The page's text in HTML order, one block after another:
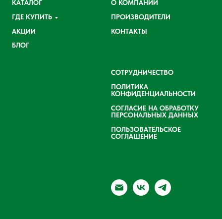
КАТАЛОГ
ГДЕ КУПИТЬ
АКЦИИ
БЛОГ
О КОМПАНИИ
ПРОИЗВОДИТЕЛИ
КОНТАКТЫ
СОТРУДНИЧЕСТВО
ПОЛИТИКА
КОНФИДЕНЦИАЛЬНОСТИ
СОГЛАСИЕ НА ОБРАБОТКУ
ПЕРСОНАЛЬНЫХ ДАННЫХ
ПОЛЬЗОВАТЕЛЬСКОЕ
СОГЛАШЕНИЕ